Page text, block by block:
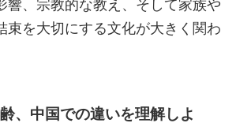
響、宗教的な教え、そして家族や
束を大切にする文化が大きく関わ
、中国での違いを理解しよ